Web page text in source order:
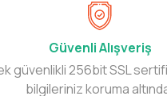
Güvenli Alışveriş
güvenlikli 256bit SSL
bilgileriniz koruma